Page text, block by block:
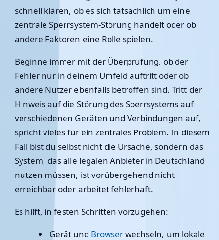
schnell klären, ob es sich tatsächlich um eine
zentrale Sperrsystem-Störung handelt oder ob
andere Faktoren eine Rolle spielen.
Beginne immer mit der Überprüfung, ob der
Fehler nur in deinem Umfeld auftritt oder ob
andere Nutzer ebenfalls betroffen sind. Tritt der
Hinweis auf die Störung des Sperrsystems auf
verschiedenen Geräten und Verbindungen auf,
spricht vieles für ein zentrales Problem. In diesem
Fall bist du selbst nicht die Ursache, sondern das
System, das alle legalen Anbieter in Deutschland
nutzen müssen, ist vorübergehend nicht
erreichbar oder arbeitet fehlerhaft.
Es hilft, in festen Schritten vorzugehen:
Gerät und Browserwechseln, um lokale